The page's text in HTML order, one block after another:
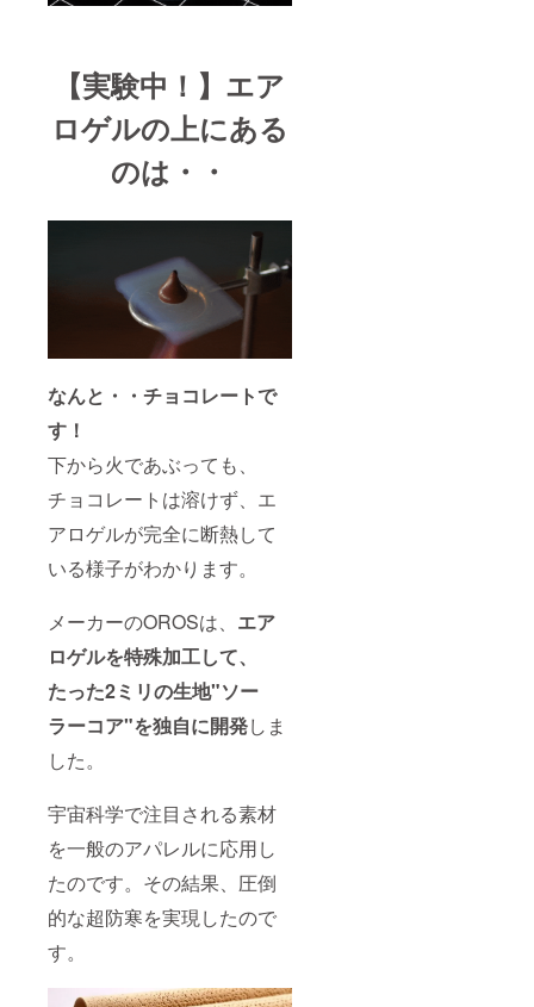
【実験中！】エア
ロゲルの上にある
のは・・
なんと・・チョコレートで
す！
下から火であぶっても、
チョコレートは溶けず、エ
アロゲルが完全に断熱して
いる様子がわかります。
メーカーのOROSは、 エア
ロゲルを特殊加工して、
たった2ミリの生地"ソー
ラーコア"を独自に開発しま
した。
宇宙科学で注目される素材
を一般のアパレルに応用し
たのです。その結果、圧倒
的な超防寒を実現したので
す。